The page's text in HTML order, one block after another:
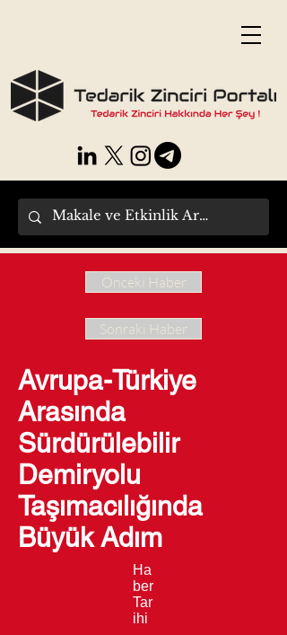
Önceki Haber
Sonraki Haber
Avrupa-Türkiye
Arasında
Sürdürülebilir
Demiryolu
Taşımacılığında
Büyük Adım
Ha
ber
Tar
ihi